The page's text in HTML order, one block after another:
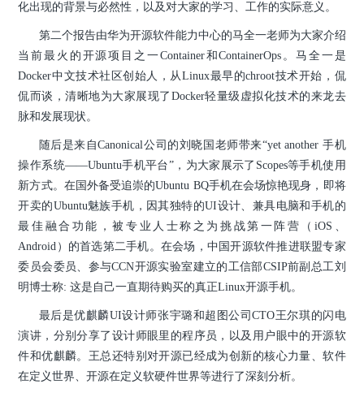
化出现的背景与必然性，以及对大家的学习、工作的实际意义。
第二个报告由华为开源软件能力中心的马全一老师为大家介绍
当前最火的开源项目之一Container和ContainerOps。马全一是
Docker中文技术社区创始人，从Linux最早的chroot技术开始，侃
侃而谈，清晰地为大家展现了Docker轻量级虚拟化技术的来龙去
脉和发展现状。
随后是来自Canonical公司的刘晓国老师带来“yet another 手机
操作系统——Ubuntu手机平台”，为大家展示了Scopes等手机使用
新方式。在国外备受追崇的Ubuntu BQ手机在会场惊艳现身，即将
开卖的Ubuntu魅族手机，因其独特的UI设计、兼具电脑和手机的
最佳融合功能，被专业人士称之为挑战第一阵营（iOS、
Android）的首选第二手机。在会场，中国开源软件推进联盟专家
委员会委员、参与CCN开源实验室建立的工信部CSIP前副总工刘
明博士称: 这是自己一直期待购买的真正Linux开源手机。
最后是优麒麟UI设计师张宇璐和超图公司CTO王尔琪的闪电
演讲，分别分享了设计师眼里的程序员，以及用户眼中的开源软
件和优麒麟。王总还特别对开源已经成为创新的核心力量、软件
在定义世界、开源在定义软硬件世界等进行了深刻分析。